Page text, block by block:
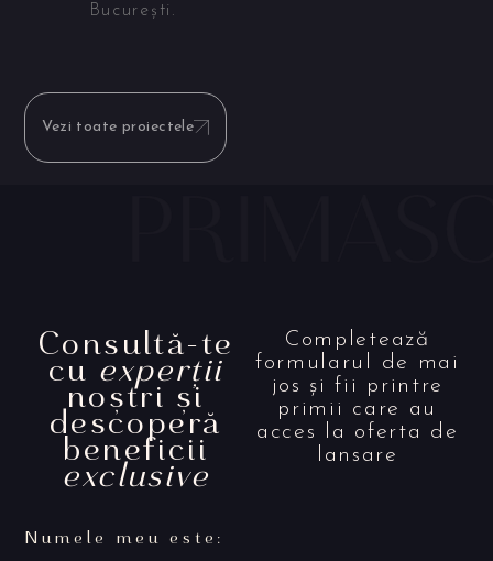
București.
Vezi toate proiectele
Consultă-te
cuexperții
noștri și
descoperă
beneficii
exclusive
Completează
formularul de mai
jos și fii printre
primii care au
acces la oferta de
lansare
Numele meu este: